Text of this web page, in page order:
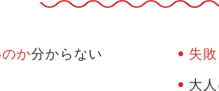
か分からない 失
大